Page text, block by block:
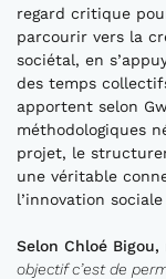
regard critique
parcourir vers la
sociétal, en
des temps
apportent selon
méthodologiques
projet, le
une véritable
l’innovation sociale
Selon Chloé
objectif c’est de